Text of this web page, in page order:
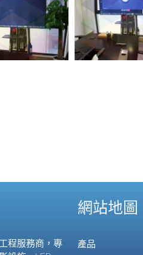
程服務商，專
網站地圖
產品